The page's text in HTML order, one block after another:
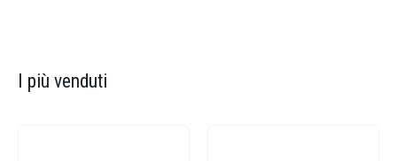
I più venduti